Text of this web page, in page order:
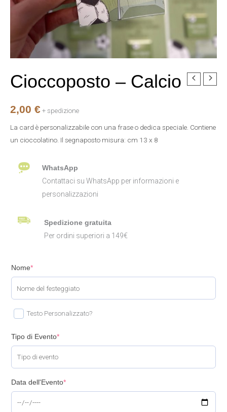
Cioccoposto – Calcio
2,00 €+ spedizione
La card è personalizzabile con una frase o dedica speciale. Contiene
un cioccolatino. Il segnaposto misura: cm 13 x 8
WhatsApp
Contattaci su WhatsApp per informazioni e
personalizzazioni
Spedizione gratuita
Per ordini superiori a 149€
Nome*
Testo Personalizzato?
Tipo di Evento*
Data dell'Evento*
Cioccoposto
quantità